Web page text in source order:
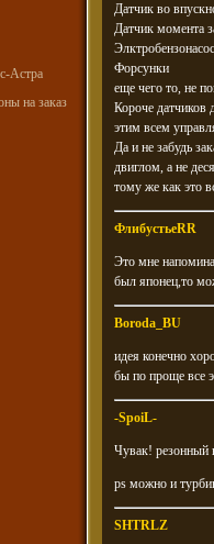
Астра
на заказ
Датчик во
Датчик момента
Элктробензонасос
Форсунки
еще чего то, не
Короче
этим всем
Да и не забудь
двиглом, а не
тому же как это
ФлибустьеRR
Это мне
был японец,то
Boroda_BU
идея конечно
бы по проще все
-SpoiL-
Чувак!
ps можно и
SHTRLZ